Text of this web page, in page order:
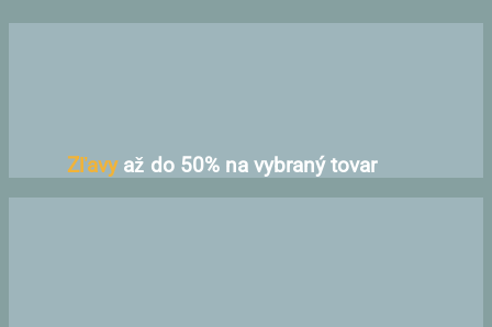
Zľavyaž do 50% na vybraný tovar